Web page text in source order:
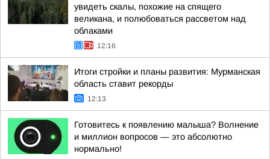
увидеть скалы, похожие на спящего
великана, и полюбоваться рассветом над
облаками
12:16
Итоги стройки и планы развития: Мурманская
область ставит рекорды
12:13
Готовитесь к появлению малыша? Волнение
и миллион вопросов — это абсолютно
нормально!